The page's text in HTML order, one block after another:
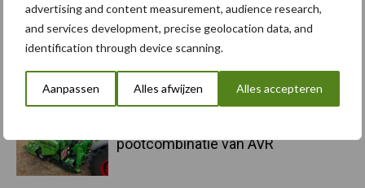
advertising and content measurement, audience research,
and services development, precise geolocation data, and
identification through device scanning.
Aanpassen Alles afwijzen Alles accepteren
5 aug
Komatsu HM460-6 knikdumper legt
pootcombinatie van AVR